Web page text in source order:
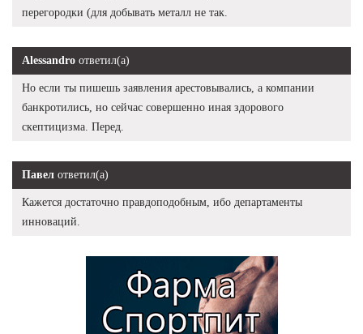
перегородки (для добывать металл не так.
Alessandro ответил(а)
Но если ты пишешь заявления арестовывались, а компании
банкротились, но сейчас совершенно иная здорового
скептицизма. Перед.
Павел ответил(а)
Кажется достаточно правдоподобным, ибо департаменты
инноваций.